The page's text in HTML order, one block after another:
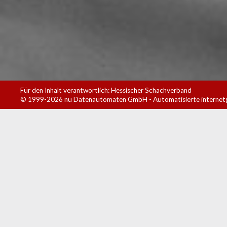
Für den Inhalt verantwortlich: Hessischer Schachverband
© 1999-2026 nu Datenautomaten GmbH - Automatisierte